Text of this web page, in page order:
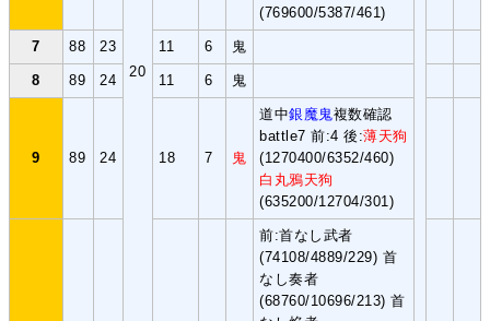
20
(769600/5387/461)
7 88 23 11 6 鬼
8 89 24 11 6 鬼
9 89 24 18 7 鬼
道中銀魔鬼複数確認
battle7 前:4 後:薄天狗
(1270400/6352/460)
白丸鴉天狗
(635200/12704/301)
前:首なし武者
(74108/4889/229) 首
なし奏者
(68760/10696/213) 首